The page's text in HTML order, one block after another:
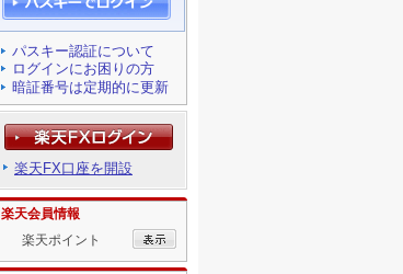
パスキー認証について
ログインにお困りの方
暗証番号は定期的に更新
楽天FX口座を開設
楽天会員情報
楽天ポイント